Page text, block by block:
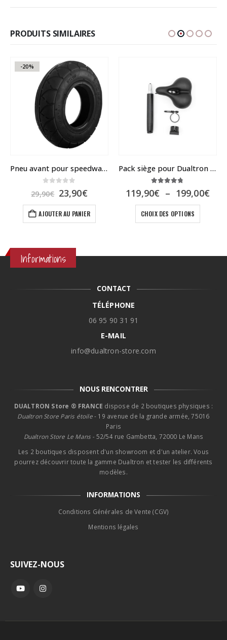
PRODUITS SIMILAIRES
-20%
Pneu avant pour speedway mini 4
29,90€ Le
prix
initial
était :
23,90€Le
actuel
est :
AJOUTER AU PANIER
Pack siège pour Dualtron ou speedway 4 & 5
119,90€ – 199,00€
CHOIX DES OPTIONS
Ce produit a plusieurs variations. Les options peuvent être choisies sur la page du produit
Informations
CONTACT
TÉLÉPHONE
06 95 90 31 91
E-MAIL
info@dualtron-store.com
NOUS RENCONTRER
DUALTRON Store ® FRANCE dispose de 2 boutiques physiques :
Dualtron Store Paris étoile- 19 avenue de la grande armée, 75016
Paris
Dualtron Store Le Mans - 52/54 rue Gambetta, 72000 Le Mans
Les 2 boutiques disposent d'un showroom et d'un atelier. Vous
pourrez découvrir toute la gamme Dualtron et tester les différents
modèles.
INFORMATIONS
Conditions Générales de Vente (CGV)
Mentions légales
SUIVEZ-NOUS